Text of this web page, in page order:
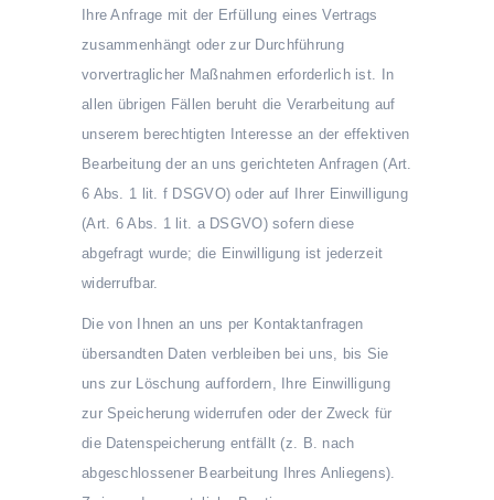
Ihre Anfrage mit der Erfüllung eines Vertrags
zusammenhängt oder zur Durchführung
vorvertraglicher Maßnahmen erforderlich ist. In
allen übrigen Fällen beruht die Verarbeitung auf
unserem berechtigten Interesse an der effektiven
Bearbeitung der an uns gerichteten Anfragen (Art.
6 Abs. 1 lit. f DSGVO) oder auf Ihrer Einwilligung
(Art. 6 Abs. 1 lit. a DSGVO) sofern diese
abgefragt wurde; die Einwilligung ist jederzeit
widerrufbar.
Die von Ihnen an uns per Kontaktanfragen
übersandten Daten verbleiben bei uns, bis Sie
uns zur Löschung auffordern, Ihre Einwilligung
zur Speicherung widerrufen oder der Zweck für
die Datenspeicherung entfällt (z. B. nach
abgeschlossener Bearbeitung Ihres Anliegens).